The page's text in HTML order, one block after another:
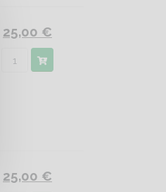
25,00 €
25,00 €